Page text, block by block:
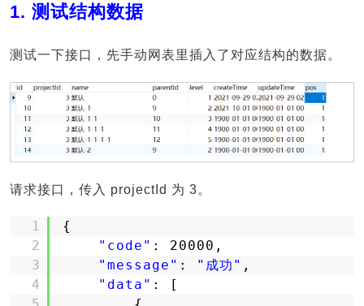
1. 测试结构数据
测试一下接口，先手动网表里插入了对应结构的数据。
请求接口，传入 projectId 为 3。
1
2
3
4
{
"code" : 20000,
"message" : "成功" ,
"data" : [